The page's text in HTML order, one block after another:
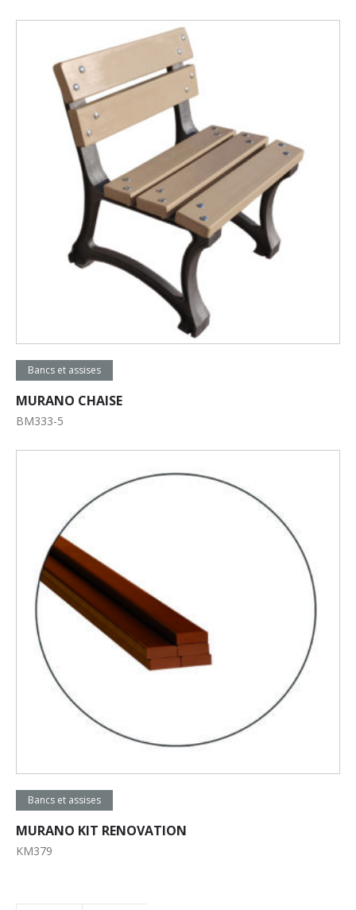
Lire la suite
Bancs et assises
MURANO CHAISE
BM333-5
Lire la suite
Bancs et assises
MURANO KIT RENOVATION
KM379